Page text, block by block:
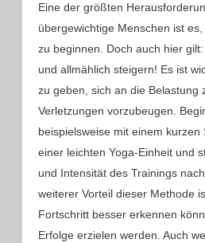
Eine der größten
übergewichtige Menschen ist
zu beginnen. Doch auch hier
und allmählich steigern! Es ist
zu geben, sich an die Belastung
Verletzungen vorzubeugen.
beispielsweise mit einem kurzen
einer leichten Yoga-Einheit und
und Intensität des Trainings
weiterer Vorteil dieser Methode
Fortschritt besser erkennen
Erfolge erzielen werden. Auch